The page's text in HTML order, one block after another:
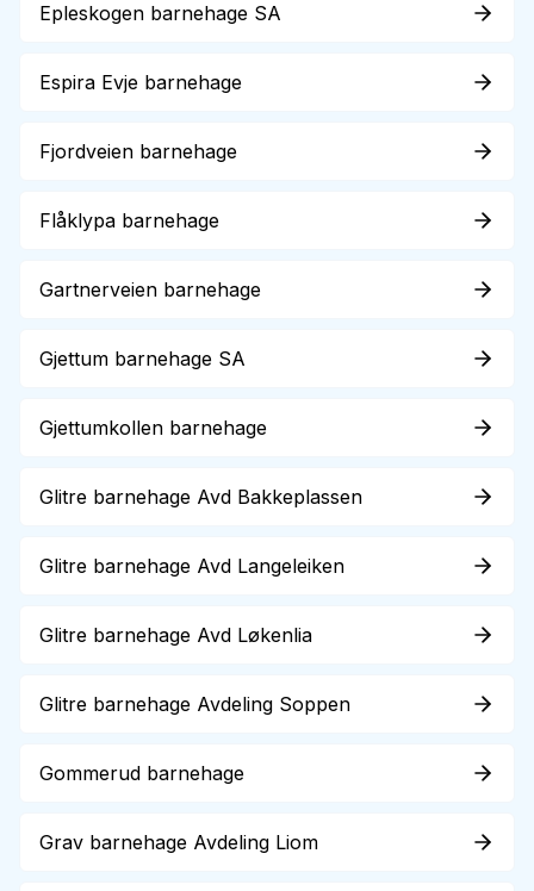
Epleskogen barnehage SA
Espira Evje barnehage
Fjordveien barnehage
Flåklypa barnehage
Gartnerveien barnehage
Gjettum barnehage SA
Gjettumkollen barnehage
Glitre barnehage Avd Bakkeplassen
Glitre barnehage Avd Langeleiken
Glitre barnehage Avd Løkenlia
Glitre barnehage Avdeling Soppen
Gommerud barnehage
Grav barnehage Avdeling Liom